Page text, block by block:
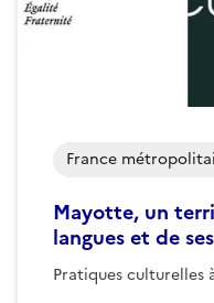
Mayotte, un
langues et de
Pratiques culturelles
France